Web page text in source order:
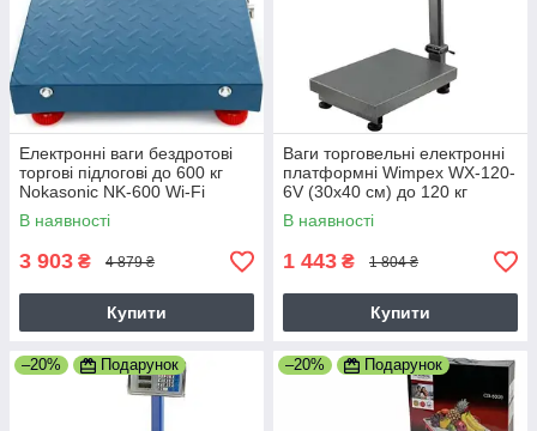
Електронні ваги бездротові
торгові підлогові до 600 кг
Nokasonic NK-600 Wi-Fi
500х600 мм
В наявності
3 903 ₴ 4 879 ₴
Купити
Ваги торговельні електронні
платформні Wimpex WX-120-
6V (30x40 см) до 120 кг
В наявності
1 443 ₴ 1 804 ₴
Купити
–20% Подарунок –20% Подарунок